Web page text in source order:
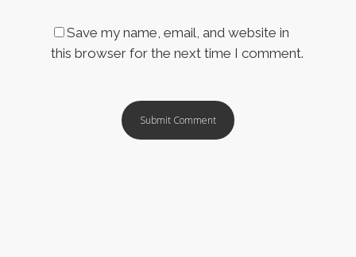
Save my name, email, and website in
this browser for the next time I comment.